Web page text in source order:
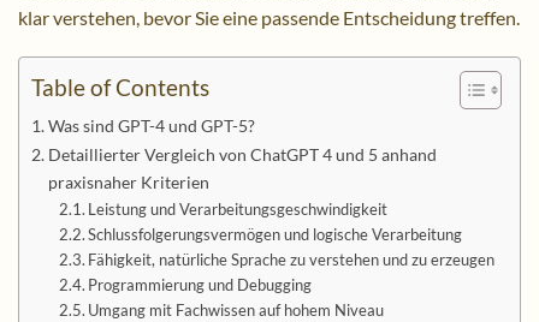
klar verstehen, bevor Sie eine passende Entscheidung treffen.
Table of Contents
Was sind GPT-4 und GPT-5?
Detaillierter Vergleich von ChatGPT 4 und 5 anhand
praxisnaher Kriterien
Leistung und Verarbeitungsgeschwindigkeit
Schlussfolgerungsvermögen und logische Verarbeitung
Fähigkeit, natürliche Sprache zu verstehen und zu erzeugen
Programmierung und Debugging
Umgang mit Fachwissen auf hohem Niveau